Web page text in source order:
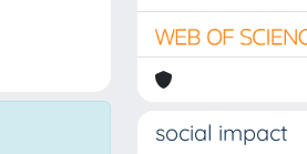
social impact